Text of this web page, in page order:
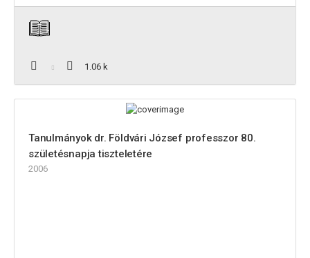
1.06 k
Tanulmányok dr. Földvári József professzor 80.
születésnapja tiszteletére
2006